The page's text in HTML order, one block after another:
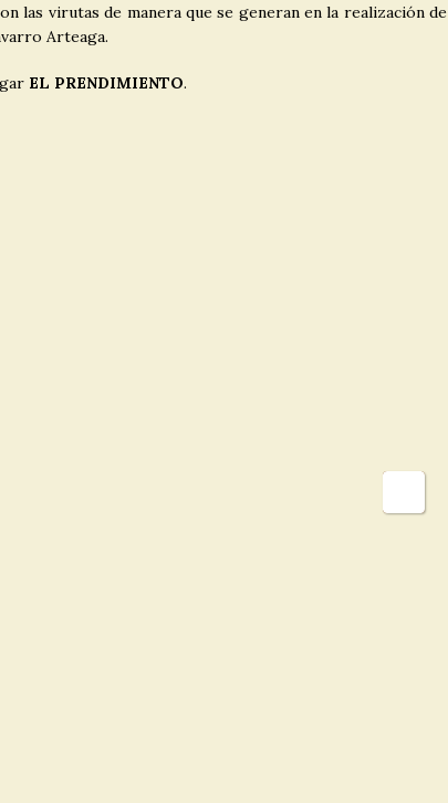
las virutas de manera que se generan en la realización de
Arteaga.
EL PRENDIMIENTO.